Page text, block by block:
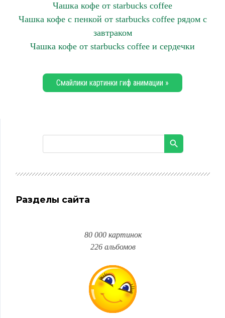
Чашка кофе от starbucks coffee
Чашка кофе с пенкой от starbucks coffee рядом с
завтраком
Чашка кофе от starbucks coffee и сердечки
Смайлики картинки гиф анимации »
Разделы сайта
80 000 картинок
226 альбомов